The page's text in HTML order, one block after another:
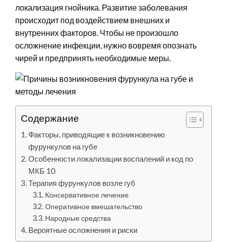
локализация гнойника. Развитие заболевания
происходит под воздействием внешних и
внутренних факторов. Чтобы не произошло
осложнение инфекции, нужно вовремя опознать
чирей и предпринять необходимые меры.
Содержание
Факторы, приводящие к возникновению
фурункулов на губе
Особенности локализации воспалений и код по
МКБ 10
Терапия фурункулов возле губ
Консервативное лечение
Оперативное вмешательство
Народные средства
Вероятные осложнения и риски